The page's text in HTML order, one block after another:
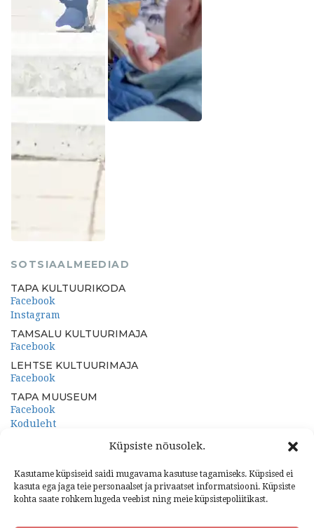
Küpsiste nõusolek.
Kasutame küpsiseid saidi mugavama kasutuse tagamiseks. Küpsised ei
kasuta ega jaga teie personaalset ja privaatset informatsiooni. Küpsiste
kohta saate rohkem lugeda veebist ning meie küpsistepoliitikast.
SOTSIAALMEEDIAD
TAPA KULTUURIKODA
Facebook
Instagram
TAMSALU KULTUURIMAJA
Facebook
LEHTSE KULTUURIMAJA
Facebook
TAPA MUUSEUM
Facebook
Koduleht
PORKUNI PAEMUUSEUM
Koduleht